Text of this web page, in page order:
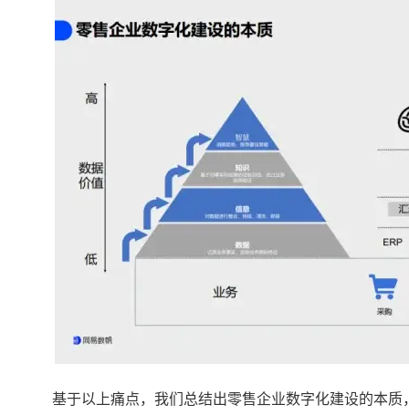
基于以上痛点，我们总结出零售企业数字化建设的本质